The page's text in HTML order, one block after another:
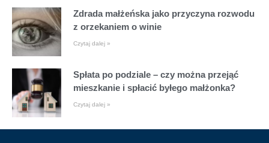
Zdrada małżeńska jako przyczyna rozwodu
z orzekaniem o winie
Czytaj dalej »
Spłata po podziale – czy można przejąć
mieszkanie i spłacić byłego małżonka?
Czytaj dalej »